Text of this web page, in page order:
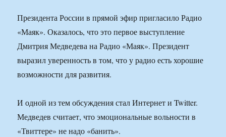
Президента России в прямой эфир пригласило Радио
«Маяк». Оказалось, что это первое выступление
Дмитрия Медведева на Радио «Маяк». Президент
выразил уверенность в том, что у радио есть хорошие
возможности для развития.
И одной из тем обсуждения стал Интернет и Twitter.
Медведев считает, что эмоциональные вольности в
«Твиттере» не надо «банить».